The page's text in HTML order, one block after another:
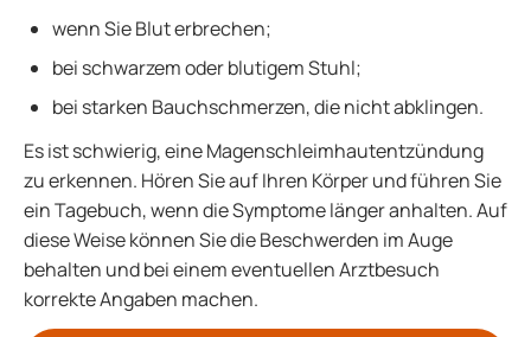
wenn Sie Blut erbrechen;
bei schwarzem oder blutigem Stuhl;
bei starken Bauchschmerzen, die nicht abklingen.
Es ist schwierig, eine Magenschleimhautentzündung
zu erkennen. Hören Sie auf Ihren Körper und führen Sie
ein Tagebuch, wenn die Symptome länger anhalten. Auf
diese Weise können Sie die Beschwerden im Auge
behalten und bei einem eventuellen Arztbesuch
korrekte Angaben machen.